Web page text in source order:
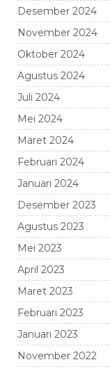
Desember 2024
November 2024
Oktober 2024
Agustus 2024
Juli 2024
Mei 2024
Maret 2024
Februari 2024
Januari 2024
Desember 2023
Agustus 2023
Mei 2023
April 2023
Maret 2023
Februari 2023
Januari 2023
November 2022